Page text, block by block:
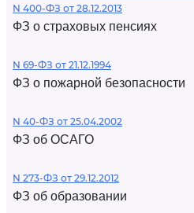
N 400-ФЗ от 28.12.2013
ФЗ о страховых пенсиях
N 69-ФЗ от 21.12.1994
ФЗ о пожарной безопасности
N 40-ФЗ от 25.04.2002
ФЗ об ОСАГО
N 273-ФЗ от 29.12.2012
ФЗ об образовании